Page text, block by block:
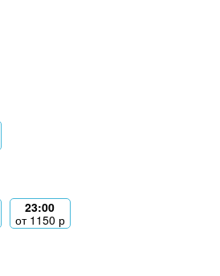
23:00
от 1150 р